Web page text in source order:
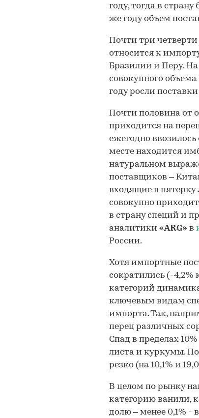
году, тогда в страну
же году объем
Почти три
относится к
Бразилии и Перу. На
совокупного
году росли
Почти половина от
приходится на
ежегодно
месте находится
натуральном
поставщиков –
входящие в
совокупно
в страну специй и
аналитики «ARG» в
России.
Хотя импортные
сократились (-4,2%
категорий
ключевым видам
импорта. Так,
перец различных
Спад в пределах
листа и куркумы.
резко (на 10,1% и
В целом по рынку
категорию ванили,
долю – менее 0,1% -